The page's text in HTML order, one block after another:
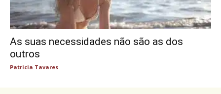
As suas necessidades não são as dos
outros
Patricia Tavares